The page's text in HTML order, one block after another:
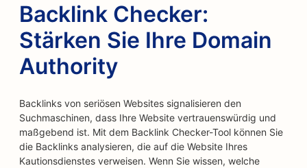
Backlink Checker:
Stärken Sie Ihre Domain
Authority
Backlinks von seriösen Websites signalisieren den
Suchmaschinen, dass Ihre Website vertrauenswürdig und
maßgebend ist. Mit dem Backlink Checker-Tool können Sie
die Backlinks analysieren, die auf die Website Ihres
Kautionsdienstes verweisen. Wenn Sie wissen, welche